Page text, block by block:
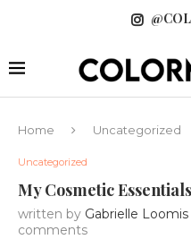
Home Uncategorized
Uncategorized
My Cosmetic Essentials
written by Gabrielle Loomis
comments